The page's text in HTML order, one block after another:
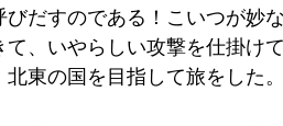
だすのである！こいつが妙
、いやらしい攻撃を仕掛けて
東の国を目指して旅をした。